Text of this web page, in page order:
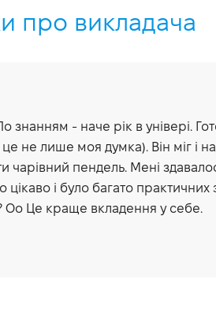
про викладача
знанням - наче рік в універі.
не лише моя думка). Він міг і
чарівний пендель. Мені
цікаво і було багато
Оо Це краще вкладення у себе.